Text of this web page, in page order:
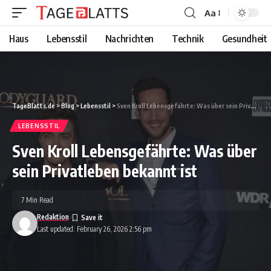
Font
Resizer
Aa
Haus Lebensstil Nachrichten Technik Gesundheit
TageBlatts.de>Blog>Lebensstil >Sven Kroll Lebensgefährte: Was über sein Privatleben bekannt ist
LEBENSSTIL
Sven Kroll Lebensgefährte: Was über
sein Privatleben bekannt ist
Last updated: February 26, 2026 2:56 pm
Redaktion
7 Min Read